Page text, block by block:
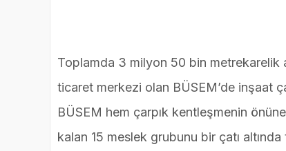
Toplamda 3 milyon 50 bin metrekarelik
ticaret merkezi olan BÜSEM’de inşaat
BÜSEM hem çarpık kentleşmenin
kalan 15 meslek grubunu bir çatı altında